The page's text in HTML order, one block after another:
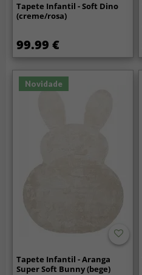
Tapete Infantil - Soft Dino
(creme/rosa)
99.99 €
Novidade
Tapete Infantil - Aranga
Super Soft Bunny (bege)